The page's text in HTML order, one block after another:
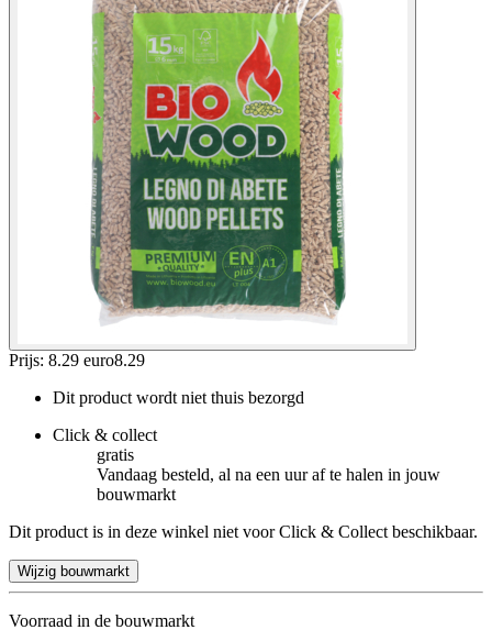
Prijs: 8.29 euro8.29
Dit product wordt niet thuis bezorgd
Click & collect
gratis
Vandaag besteld, al na een uur af te halen in jouw
bouwmarkt
Dit product is in deze winkel niet voor Click & Collect beschikbaar.
Wijzig bouwmarkt
Voorraad in de bouwmarkt